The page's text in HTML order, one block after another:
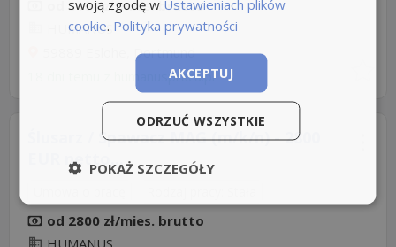
od 3100 zł/mies. brutto
HUMANUS
59889 Eslohe, Dortmund
humanuspraca.pl
Ślusarz / Spawacz MAG (m/k/n) - 2800
EUR netto...
od 2800 zł/mies. brutto
HUMANUS
swoją zgodę w Ustawieniach plików
cookie. Polityka prywatności
AKCEPTUJ
ODRZUĆ WSZYSTKIE
POKAŻ SZCZEGÓŁY